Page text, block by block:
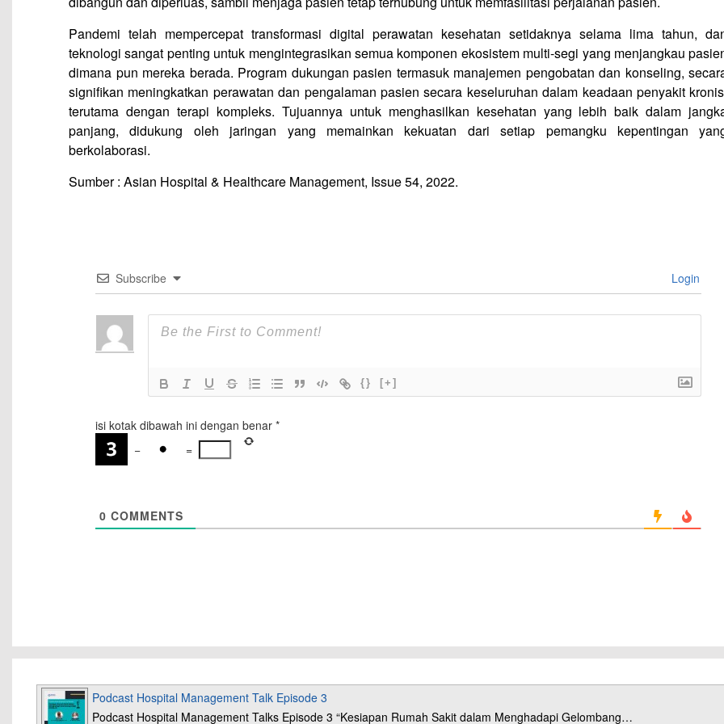
Pandemi telah mempercepat transformasi digital perawatan kesehatan setidaknya selama lima tahun,
teknologi sangat penting untuk mengintegrasikan semua komponen ekosistem multi-segi yang menjangkau
dimana pun mereka berada. Program dukungan pasien termasuk manajemen pengobatan dan konseling,
signifikan meningkatkan perawatan dan pengalaman pasien secara keseluruhan dalam keadaan penyakit
terutama dengan terapi kompleks. Tujuannya untuk menghasilkan kesehatan yang lebih baik dalam
panjang, didukung oleh jaringan yang memainkan kekuatan dari setiap pemangku kepentingan
berkolaborasi.
Sumber : Asian Hospital & Healthcare Management, Issue 54, 2022.
Subscribe Login
{} [+]
isi kotak dibawah ini dengan benar*
−
=
0 COMMENTS
Podcast Hospital Management Talk Episode 3
Podcast Hospital Management Talks Episode 3 “Kesiapan Rumah Sakit dalam Menghadapi Gelombang…